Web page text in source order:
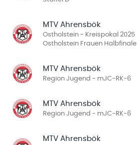
MTV Ahrensbök
Ostholstein - Kreispokal 2025
Ostholstein Frauen Halbfinale
MTV Ahrensbök
Region Jugend - mJC-RK-6
MTV Ahrensbök
Region Jugend - mJC-RK-6
MTV Ahrensbök